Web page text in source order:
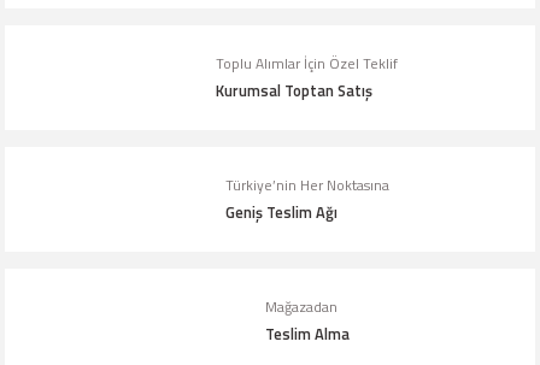
Toplu Alımlar İçin Özel Teklif
Kurumsal Toptan Satış
Türkiye’nin Her Noktasına
Geniş Teslim Ağı
Mağazadan
Teslim Alma